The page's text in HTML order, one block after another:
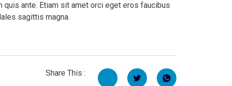
ante. Etiam sit amet orci eget eros faucibus
sagittis magna.
Share This :